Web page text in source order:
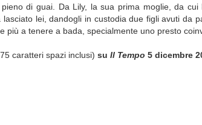
di guai. Da Lily, la sua prima moglie, da
lei, dandogli in custodia due figli avuti da
più a tenere a bada, specialmente uno presto
caratteri spazi inclusi)suIl Tempo 5 dicembre